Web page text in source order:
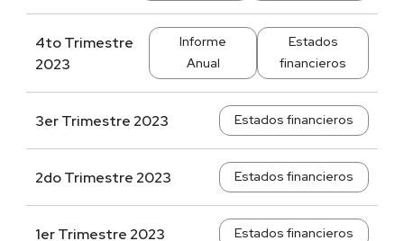
4to Trimestre
2023
Informe
Anual
Estados
financieros
3er Trimestre 2023 Estados financieros
2do Trimestre 2023 Estados financieros
1er Trimestre 2023 Estados financieros